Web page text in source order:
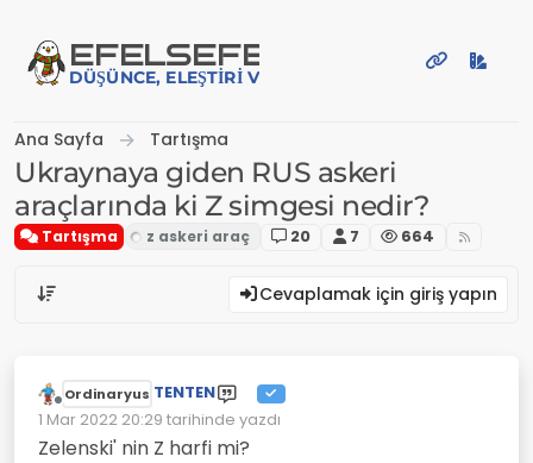
EFELSEFE
DÜŞÜNCE, ELEŞTIRI VE PAYLAŞIM PLATFORMU
Ana Sayfa Tartışma
Ukraynaya giden RUS askeri
araçlarında ki Z simgesi nedir?
Tartışma 20 7 664
Cevaplamak için giriş yapın
Çevrimdışı
Ordinaryus TENTEN
1 Mar 2022 20:29 tarihinde yazdı
Son düzenleyen:
Zelenski' nin Z harfi mi?